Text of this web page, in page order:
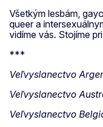
Všetkým lesbám,
queer a
vidíme vás. Stojíme
***
Veľvyslanectvo
Veľvyslanectvo
Veľvyslanectvo